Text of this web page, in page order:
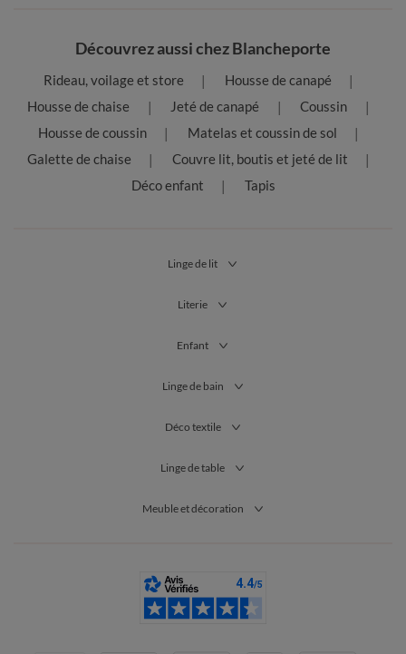
Découvrez aussi chez Blancheporte
Rideau, voilage et store
Housse de canapé
Housse de chaise
Jeté de canapé
Coussin
Housse de coussin
Matelas et coussin de sol
Galette de chaise
Couvre lit, boutis et jeté de lit
Déco enfant
Tapis
Linge de lit
Literie
Enfant
Linge de bain
Déco textile
Linge de table
Meuble et décoration